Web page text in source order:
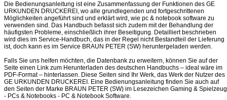
Die Bedienungsanleitung ist eine Zusammenfassung der Funktionen des GE
URKUNDEN DRUCKEREI, wo alle grundlegenden und fortgeschrittenen
Möglichkeiten angeführt sind und erklärt wird, wie pc & notebook software zu
verwenden sind. Das Handbuch befasst sich zudem mit der Behandlung der
häufigsten Probleme, einschließlich ihrer Beseitigung. Detailliert beschrieben
wird dies im Service-Handbuch, das in der Regel nicht Bestandteil der Lieferung
ist, doch kann es im Service BRAUN PETER (SW) heruntergeladen werden.
Falls Sie uns helfen möchten, die Datenbank zu erweitern, können Sie auf der
Seite einen Link zum Herunterladen des deutschen Handbuchs – ideal wäre im
PDF-Format – hinterlassen. Diese Seiten sind Ihr Werk, das Werk der Nutzer des
GE URKUNDEN DRUCKEREI. Eine Bedienungsanleitung finden Sie auch auf
den Seiten der Marke BRAUN PETER (SW) im Lesezeichen Gaming & Spielzeug
- PCs & Notebooks - PC & Notebook Software.